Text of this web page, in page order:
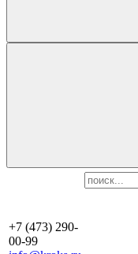
+7 (473) 290-
00-99